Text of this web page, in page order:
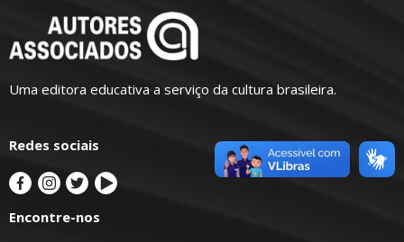
Uma editora educativa a serviço da cultura brasileira.
Redes sociais
Encontre-nos